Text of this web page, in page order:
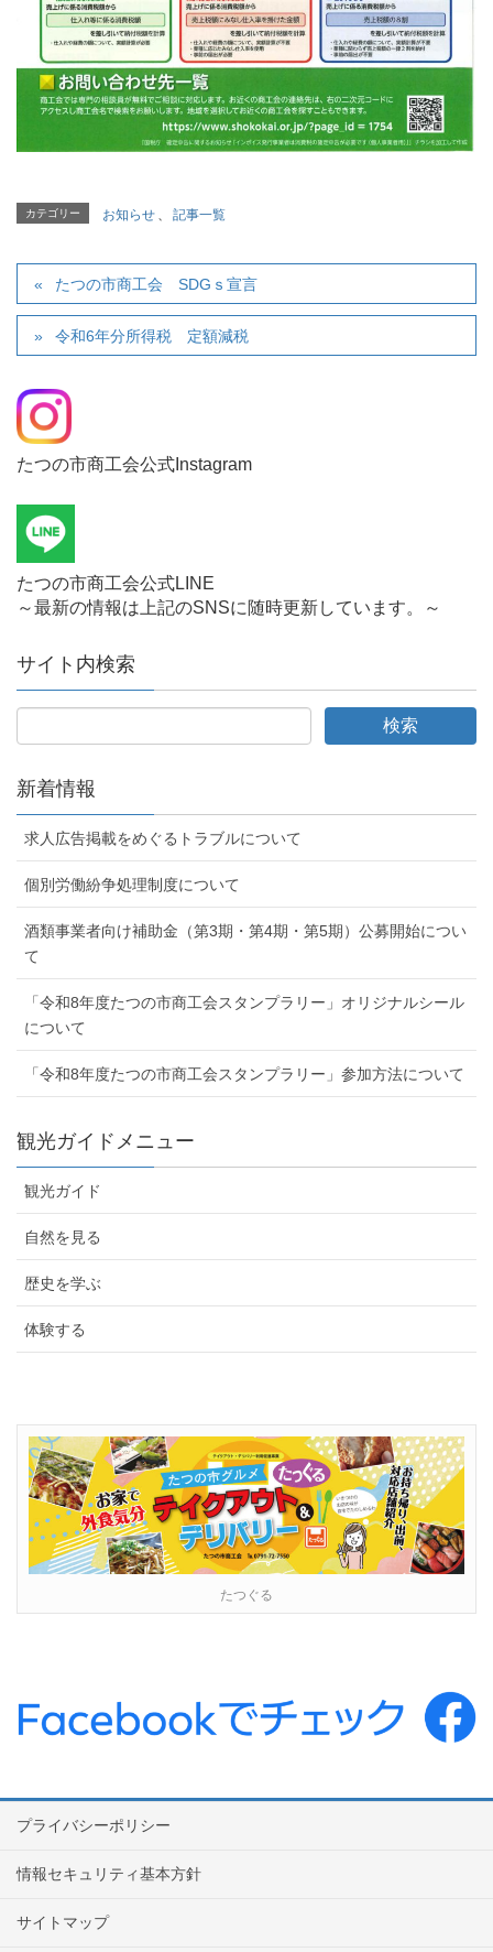
カテゴリー お知らせ 、 記事一覧
たつの市商工会 SDGｓ宣言
令和6年分所得税 定額減税
たつの市商工会公式Instagram
たつの市商工会公式LINE
～最新の情報は上記のSNSに随時更新しています。～
サイト内検索
新着情報
求人広告掲載をめぐるトラブルについて
個別労働紛争処理制度について
酒類事業者向け補助金（第3期・第4期・第5期）公募開始につい
て
「令和8年度たつの市商工会スタンプラリー」オリジナルシール
について
「令和8年度たつの市商工会スタンプラリー」参加方法について
観光ガイドメニュー
観光ガイド
自然を見る
歴史を学ぶ
体験する
たつぐる
プライバシーポリシー
情報セキュリティ基本方針
サイトマップ